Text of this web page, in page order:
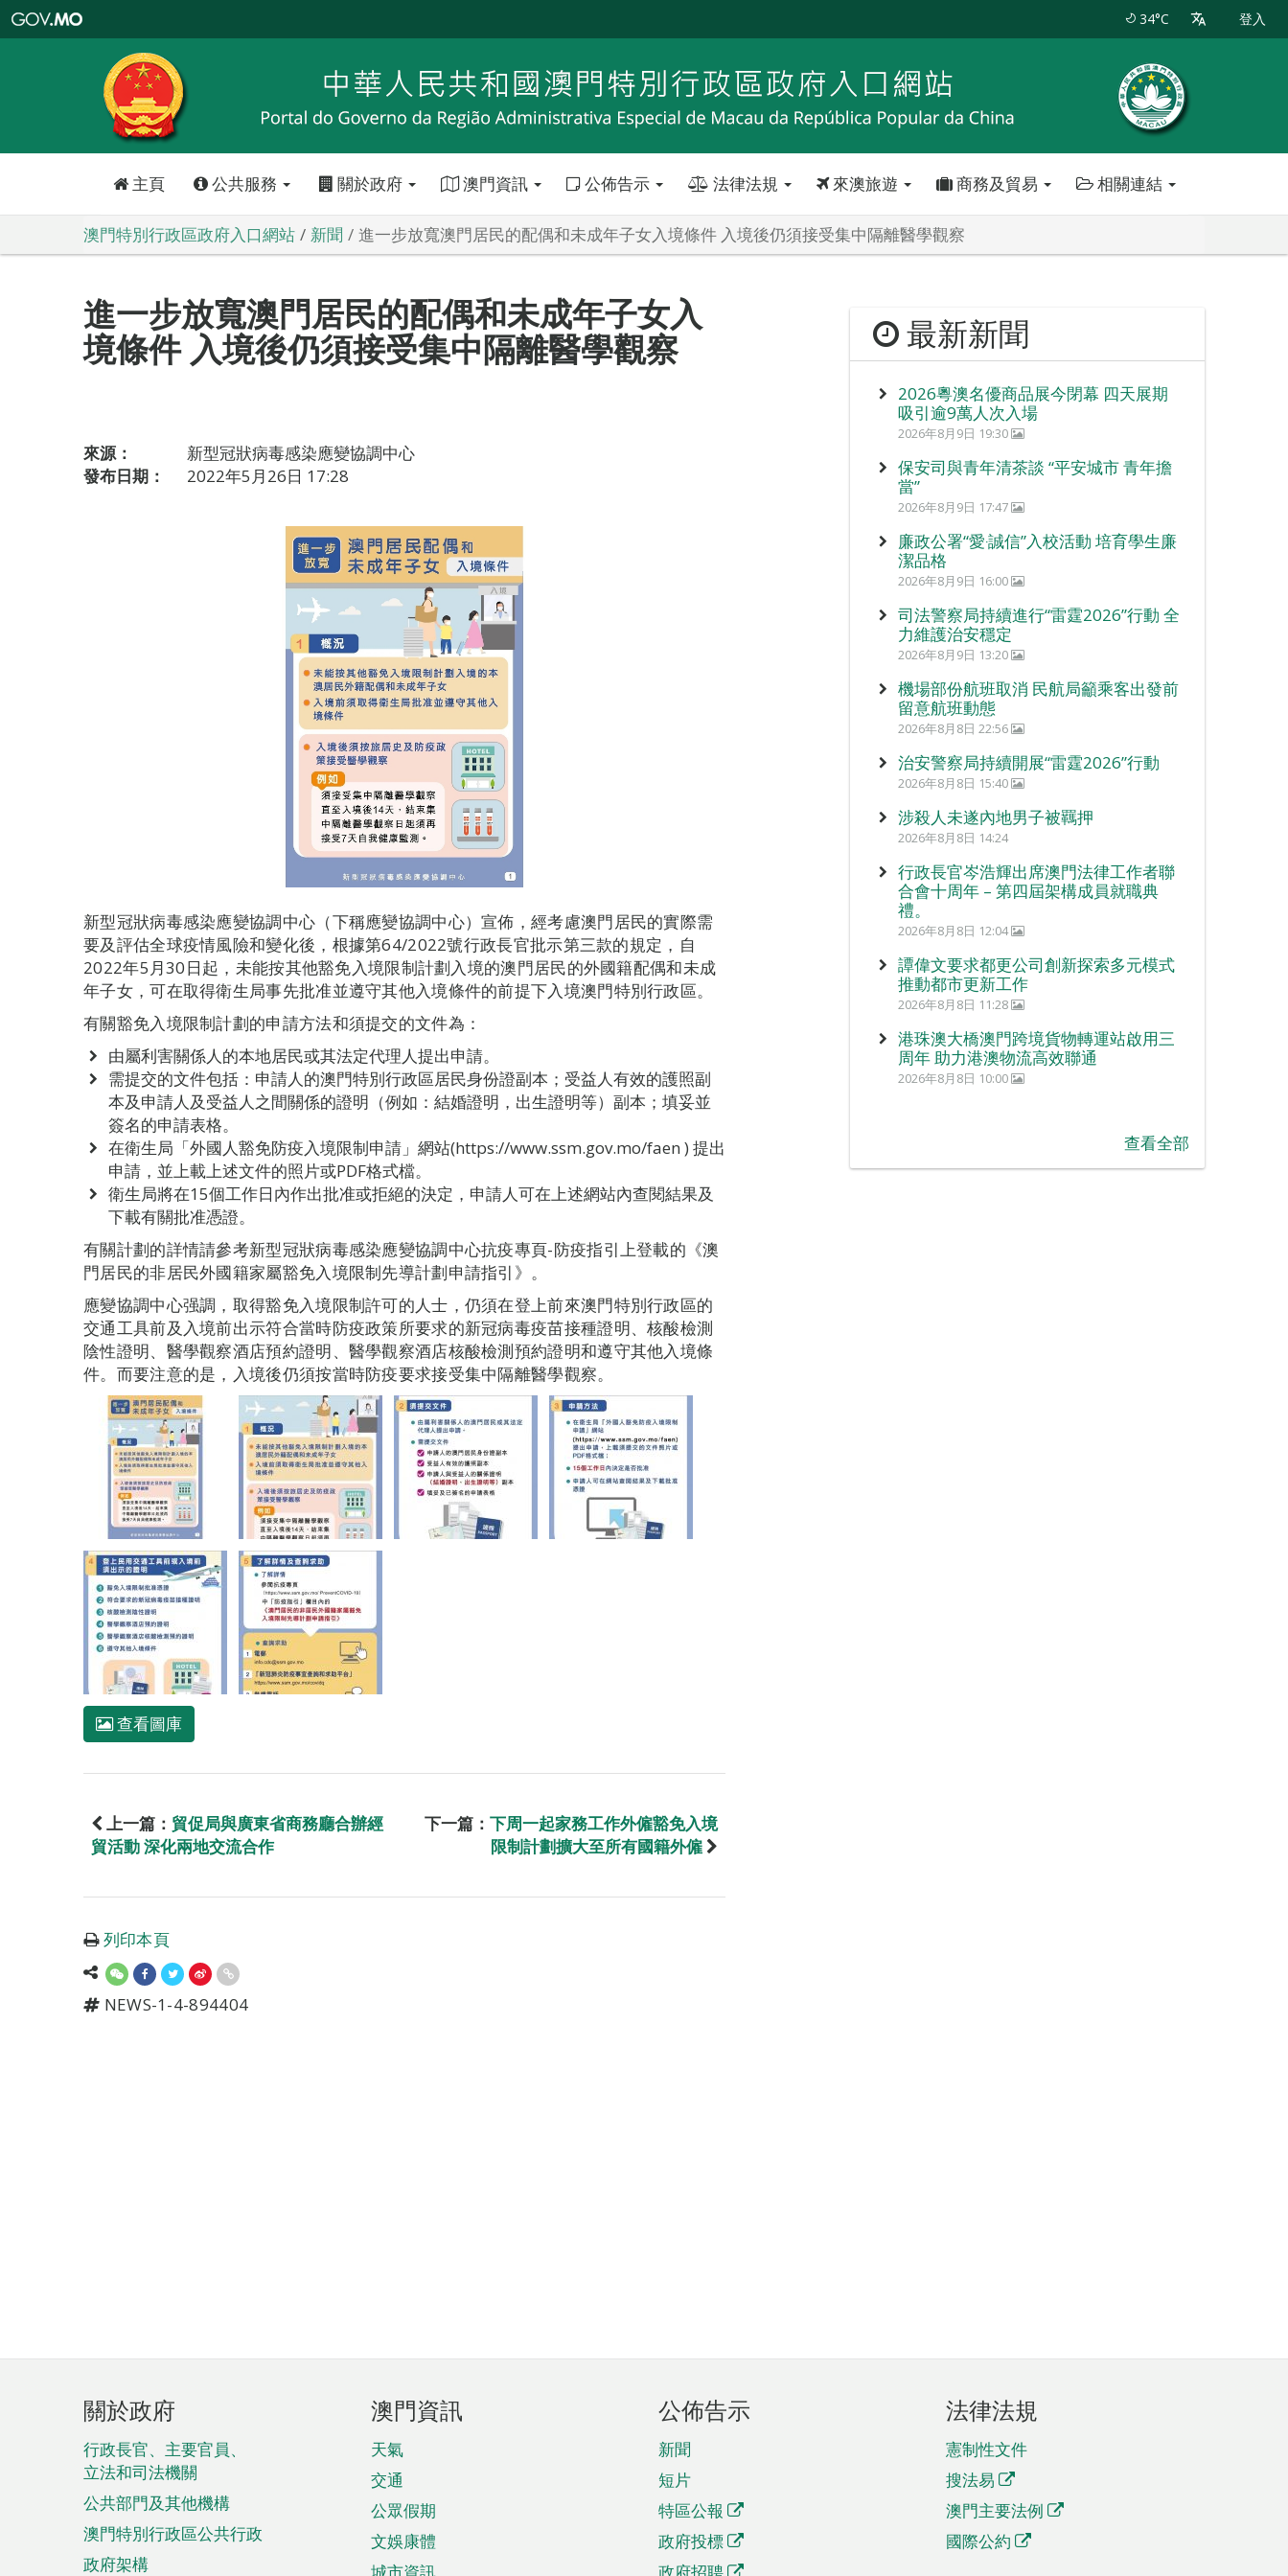
特
政
區
政
口
34°C 登入
主頁 公共服務 關於政府 澳門資訊 公佈告示 法律法規 來澳旅遊 商務及貿易 相關連結
澳門特別行政區政府入口網站 新聞 進一步放寬澳門居民的配偶和未成年子女入境條件 入境後仍須接受集中隔離醫學觀察
進一步放寬澳門居民的配偶和未成年子女入
境條件 入境後仍須接受集中隔離醫學觀察
來源：
新型冠狀病毒感染應變協調中心
發布日期：
2022年5月26日 17:28
新型冠狀病毒感染應變協調中心（下稱應變協調中心）宣佈，經考慮澳門居民的實際需
要及評估全球疫情風險和變化後，根據第64/2022號行政長官批示第三款的規定，自
2022年5月30日起，未能按其他豁免入境限制計劃入境的澳門居民的外國籍配偶和未成
年子女，可在取得衛生局事先批准並遵守其他入境條件的前提下入境澳門特別行政區。
有關豁免入境限制計劃的申請方法和須提交的文件為：
由屬利害關係人的本地居民或其法定代理人提出申請。
需提交的文件包括：申請人的澳門特別行政區居民身份證副本；受益人有效的護照副
本及申請人及受益人之間關係的證明（例如：結婚證明，出生證明等）副本；填妥並
簽名的申請表格。
在衛生局「外國人豁免防疫入境限制申請」網站(https://www.ssm.gov.mo/faen ) 提出
申請，並上載上述文件的照片或PDF格式檔。
衛生局將在15個工作日內作出批准或拒絕的決定，申請人可在上述網站內查閱結果及
下載有關批准憑證。
有關計劃的詳情請參考新型冠狀病毒感染應變協調中心抗疫專頁-防疫指引上登載的《澳
門居民的非居民外國籍家屬豁免入境限制先導計劃申請指引》。
應變協調中心强調，取得豁免入境限制許可的人士，仍須在登上前來澳門特別行政區的
交通工具前及入境前出示符合當時防疫政策所要求的新冠病毒疫苗接種證明、核酸檢測
陰性證明、醫學觀察酒店預約證明、醫學觀察酒店核酸檢測預約證明和遵守其他入境條
件。而要注意的是，入境後仍須按當時防疫要求接受集中隔離醫學觀察。
查看圖庫
上一篇： 貿促局與廣東省商務廳合辦經
貿活動 深化兩地交流合作
下一篇： 下周一起家務工作外僱豁免入境
限制計劃擴大至所有國籍外僱
列印本頁
NEWS-1-4-894404
最新新聞
2026粵澳名優商品展今閉幕 四天展期
吸引逾9萬人次入場
2026年8月9日 19:30
保安司與青年清茶談 “平安城市 青年擔
當”
2026年8月9日 17:47
廉政公署“愛‧誠信”入校活動 培育學生廉
潔品格
2026年8月9日 16:00
司法警察局持續進行“雷霆2026”行動 全
力維護治安穩定
2026年8月9日 13:20
機場部份航班取消 民航局籲乘客出發前
留意航班動態
2026年8月8日 22:56
治安警察局持續開展“雷霆2026”行動
2026年8月8日 15:40
涉殺人未遂內地男子被羈押
2026年8月8日 14:24
行政長官岑浩輝出席澳門法律工作者聯
合會十周年 – 第四屆架構成員就職典
禮。
2026年8月8日 12:04
譚偉文要求都更公司創新探索多元模式
推動都市更新工作
2026年8月8日 11:28
港珠澳大橋澳門跨境貨物轉運站啟用三
周年 助力港澳物流高效聯通
2026年8月8日 10:00
查看全部
頁
腳
菜
單
關於政府
行政長官、主要官員、
立法和司法機關
公共部門及其他機構
澳門特別行政區公共行政
政府架構
澳門資訊
天氣
交通
公眾假期
文娛康體
公佈告示
新聞
短片
特區公報
政府投標
法律法規
憲制性文件
搜法易
澳門主要法例
國際公約